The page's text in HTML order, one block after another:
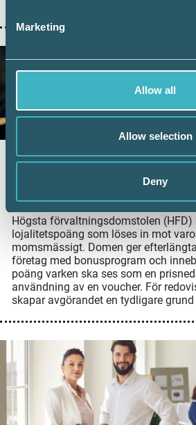
Marketing
Allow all
Allow selection
Deny
Nytt HFD-besked: Ingen
2 juli 2026
Högsta förvaltningsdomstolen
lojalitetspoäng som löses in mot
momsmässigt. Domen ger
företag med bonusprogram och
poäng varken ska ses som en
användning av en voucher. För
skapar avgörandet en tydligare